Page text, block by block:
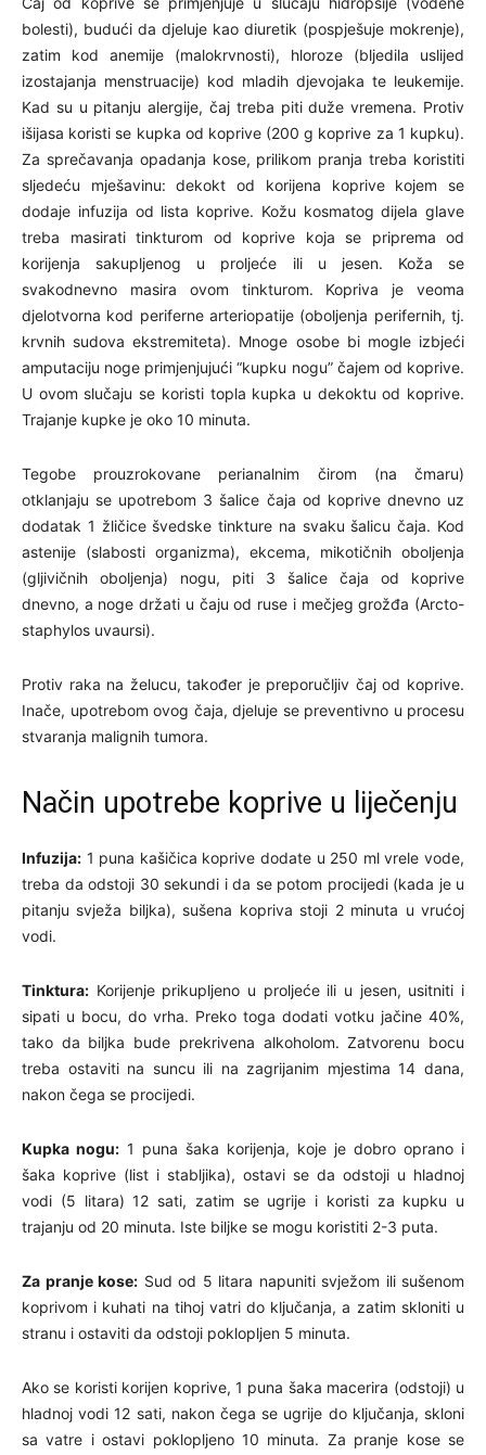
bolesti), budući da djeluje kao diuretik (pospješuje mokrenje),
zatim kod anemije (malokrvnosti), hloroze (bljedila uslijed
izostajanja menstruacije) kod mladih djevojaka te leukemije.
Kad su u pitanju alergije, čaj treba piti duže vremena. Protiv
išijasa koristi se kupka od koprive (200 g koprive za 1 kupku).
Za sprečavanja opadanja kose, prilikom pranja treba koristiti
sljedeću mješavinu: dekokt od korijena koprive kojem se
dodaje infuzija od lista koprive. Kožu kosmatog dijela glave
treba masirati tinkturom od koprive koja se priprema od
korijenja sakupljenog u proljeće ili u jesen. Koža se
svakodnevno masira ovom tinkturom. Kopriva je veoma
djelotvorna kod periferne arteriopatije (oboljenja perifernih, tj.
krvnih sudova ekstremiteta). Mnoge osobe bi mogle izbjeći
amputaciju noge primjenjujući “kupku nogu” čajem od koprive.
U ovom slučaju se koristi topla kupka u dekoktu od koprive.
Trajanje kupke je oko 10 minuta.
Tegobe prouzrokovane perianalnim čirom (na čmaru)
otklanjaju se upotrebom 3 šalice čaja od koprive dnevno uz
dodatak 1 žličice švedske tinkture na svaku šalicu čaja. Kod
astenije (slabosti organizma), ekcema, mikotičnih oboljenja
(gljivičnih oboljenja) nogu, piti 3 šalice čaja od koprive
dnevno, a noge držati u čaju od ruse i mečjeg grožđa (Arcto-
staphylos uvaursi).
Protiv raka na želucu, također je preporučljiv čaj od koprive.
Inače, upotrebom ovog čaja, djeluje se preventivno u procesu
stvaranja malignih tumora.
Način upotrebe koprive u liječenju
Infuzija: 1 puna kašičica koprive dodate u 250 ml vrele vode,
treba da odstoji 30 sekundi i da se potom procijedi (kada je u
pitanju svježa biljka), sušena kopriva stoji 2 minuta u vrućoj
vodi.
Tinktura: Korijenje prikupljeno u proljeće ili u jesen, usitniti i
sipati u bocu, do vrha. Preko toga dodati votku jačine 40%,
tako da biljka bude prekrivena alkoholom. Zatvorenu bocu
treba ostaviti na suncu ili na zagrijanim mjestima 14 dana,
nakon čega se procijedi.
Kupka nogu: 1 puna šaka korijenja, koje je dobro oprano i
šaka koprive (list i stabljika), ostavi se da odstoji u hladnoj
vodi (5 litara) 12 sati, zatim se ugrije i koristi za kupku u
trajanju od 20 minuta. Iste biljke se mogu koristiti 2-3 puta.
Za pranje kose: Sud od 5 litara napuniti svježom ili sušenom
koprivom i kuhati na tihoj vatri do ključanja, a zatim skloniti u
stranu i ostaviti da odstoji poklopljen 5 minuta.
Ako se koristi korijen koprive, 1 puna šaka macerira (odstoji) u
hladnoj vodi 12 sati, nakon čega se ugrije do ključanja, skloni
sa vatre i ostavi poklopljeno 10 minuta. Za pranje kose se